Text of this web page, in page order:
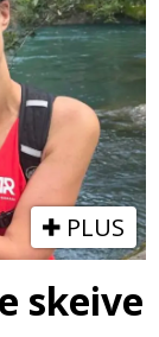
PLUS
skeive